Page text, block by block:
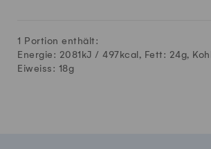
1 Portion enthält:
Energie: 2081kJ / 497 kcal, Fett: 24g,
Eiweiss: 18g